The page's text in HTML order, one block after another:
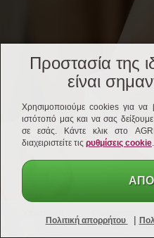
Ακύρωση
Προστασία της
είναι
Χρησιμοποιούμε cookies για να
ιστότοπό μας και να σας
σε εσάς. Κάντε κλικ στο
διαχειριστείτε τις ρυθμίσεις cookie.
Πολιτική απορρήτου |